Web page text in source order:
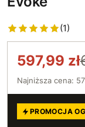
(1)
597,99 zł
Najniższa cena:
PROMOCJA